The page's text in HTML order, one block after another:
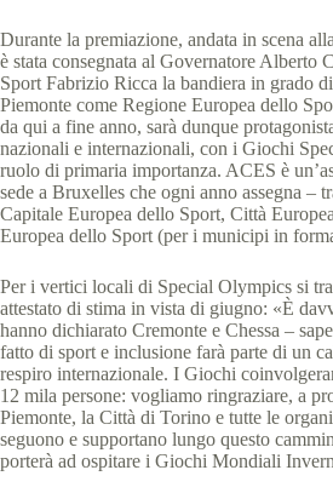
Durante la premiazione, andata in scena
è stata consegnata al Governatore Alberto
Sport Fabrizio Ricca la bandiera in grado
Piemonte come Regione Europea dello
da qui a fine anno, sarà dunque
nazionali e internazionali, con i Giochi
ruolo di primaria importanza. ACES è
sede a Bruxelles che ogni anno assegna –
Capitale Europea dello Sport, Città
Europea dello Sport (per i municipi in
Per i vertici locali di Special Olympics si
attestato di stima in vista di giugno: «È
hanno dichiarato Cremonte e Chessa –
fatto di sport e inclusione farà parte di un
respiro internazionale. I Giochi
12 mila persone: vogliamo ringraziare, a
Piemonte, la Città di Torino e tutte le
seguono e supportano lungo questo
porterà ad ospitare i Giochi Mondiali